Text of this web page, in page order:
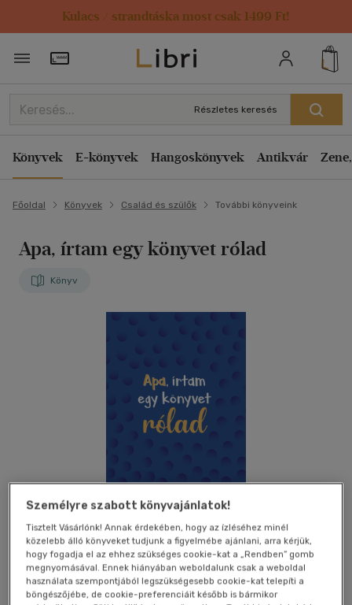
Kulacs / strandtáska most csak 1499 Ft!
Törzsvásárlói Kártya adatai
Részletes keresés
Könyvek E-könyvek Hangoskönyvek Antikvár
Főoldal Könyvek Család és szülők További könyveink
Apa, írtam egy könyvet rólad
Könyv
Kívánságlistához adom Megosztom
Személyre szabott könyvajánlatok!
Tisztelt Vásárlónk! Annak érdekében, hogy az ízléséhez minél
közelebb álló könyveket tudjunk a figyelmébe ajánlani, arra kérjük,
hogy fogadja el az ehhez szükséges cookie-kat a „Rendben” gomb
megnyomásával. Ennek hiányában weboldalunk csak a weboldal
használata szempontjából legszükségesebb cookie-kat telepíti a
böngészőjébe, de cookie-preferenciáit később is bármikor